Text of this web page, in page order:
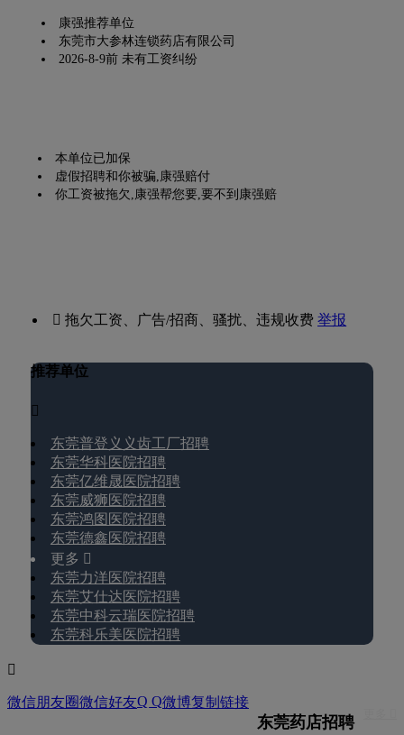
康强推荐单位
东莞市大参林连锁药店有限公司
2026-8-9前 未有工资纠纷
本单位已加保
虚假招聘和你被骗,康强赔付
你工资被拖欠,康强帮您要,要不到康强赔
 拖欠工资、广告/招商、骚扰、违规收费举报
推荐单位

东莞普登义义齿工厂招聘
东莞华科医院招聘
东莞亿维晟医院招聘
东莞威狮医院招聘
东莞鸿图医院招聘
东莞德鑫医院招聘
更多 
东莞力洋医院招聘
东莞艾仕达医院招聘
东莞中科云瑞医院招聘
东莞科乐美医院招聘

微信朋友圈微信好友Q Q微博复制链接
东莞药店招聘